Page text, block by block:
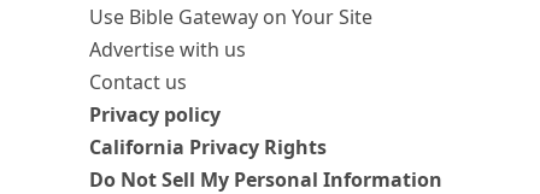
Use Bible Gateway on Your Site
Advertise with us
Contact us
Privacy policy
California Privacy Rights
Do Not Sell My Personal Information